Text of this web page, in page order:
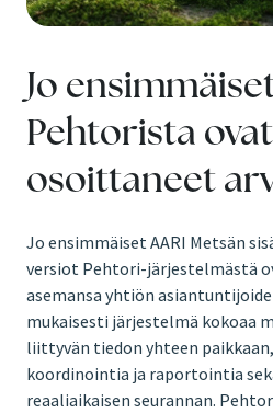
Jo
Pehtorista ovat
osoittaneet
Jo ensimmäiset AARI Metsän
versiot Pehtori-järjestelmästä
asemansa yhtiön
mukaisesti järjestelmä kokoaa
liittyvän tiedon yhteen
koordinointia ja raportointia
reaaliaikaisen seurannan.